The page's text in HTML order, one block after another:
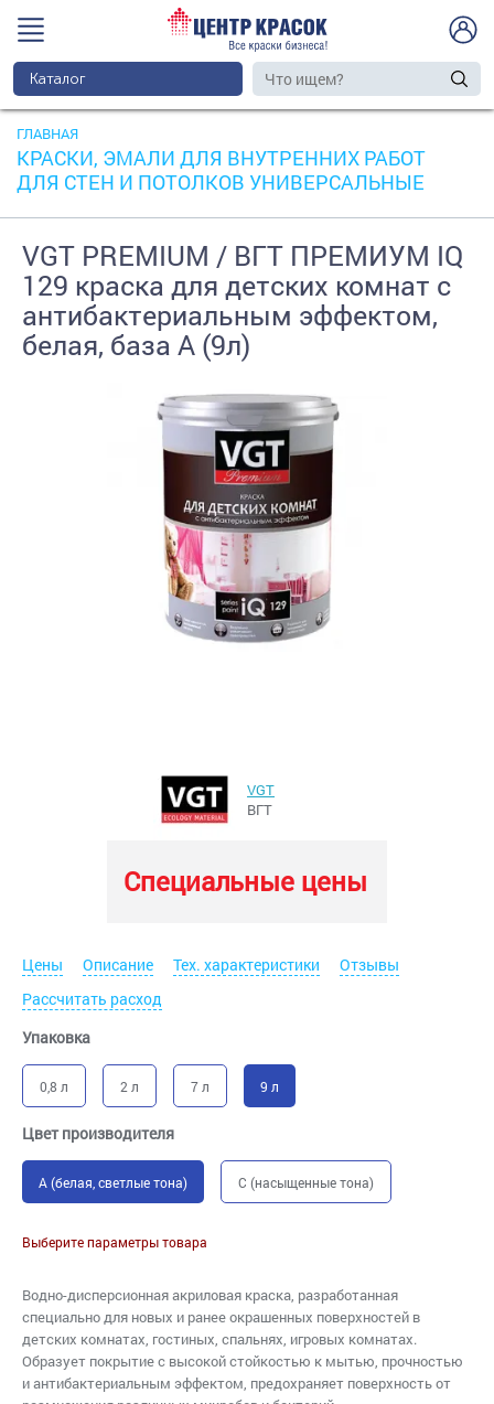
Каталог
ГЛАВНАЯ
КРАСКИ, ЭМАЛИ ДЛЯ ВНУТРЕННИХ РАБОТ
ДЛЯ СТЕН И ПОТОЛКОВ УНИВЕРСАЛЬНЫЕ
VGT PREMIUM / ВГТ ПРЕМИУМ IQ
129 краска для детских комнат с
антибактериальным эффектом,
белая, база А (9л)
VGT
ВГТ
Специальные цены
Цены Описание Тех. характеристики
Отзывы
Рассчитать расход
Упаковка
0,8 л 2 л 7 л 9 л
Цвет производителя
A (белая, светлые тона) C (насыщенные тона)
Выберите параметры товара
Водно-дисперсионная акриловая краска, разработанная
специально для новых и ранее окрашенных поверхностей в
детских комнатах, гостиных, спальнях, игровых комнатах.
Образует покрытие с высокой стойкостью к мытью, прочностью
и антибактериальным эффектом, предохраняет поверхность от